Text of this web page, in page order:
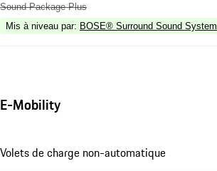
Sound Package Plus
Mis à niveau par: BOSE® Surround Sound System
E-Mobility
Volets de charge non-automatique